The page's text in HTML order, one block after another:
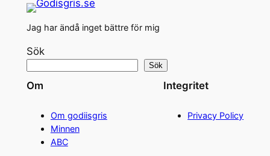
Jag har ändå inget bättre för mig
Sök
Sök
Om
Om godiisgris
Minnen
ABC
Integritet
Privacy Policy